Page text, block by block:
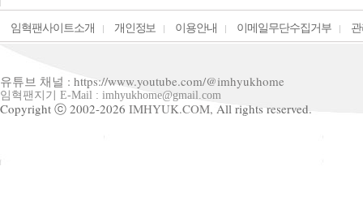
임혁팬사이트소개 개인정보 이용안내 이메일무단수집거부
유튜브 채널 : https://www.youtube.com/@imhyukhome
임혁팬지기 E-Mail : imhyukhome@gmail.com
Copyright ⓒ 2002-2026 IMHYUK.COM, All rights reserved.